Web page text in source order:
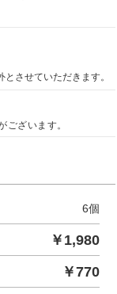
させていただきます。
ざいます。
6個
￥ 1,980
￥770